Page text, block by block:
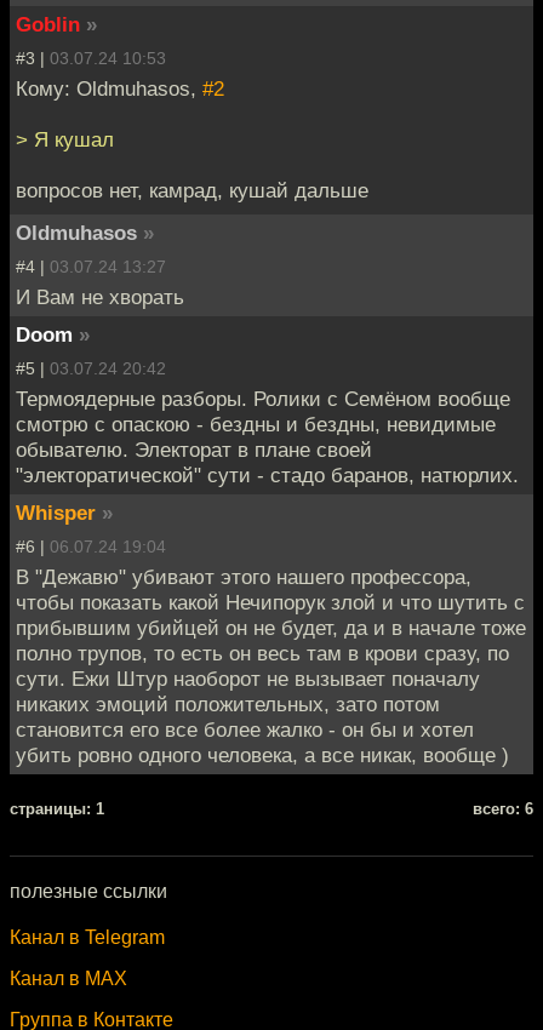
Goblin »
#3 | 03.07.24 10:53
Кому: Oldmuhasos, #2
> Я кушал
вопросов нет, камрад, кушай дальше
Oldmuhasos »
#4 | 03.07.24 13:27
И Вам не хворать
Doom »
#5 | 03.07.24 20:42
Термоядерные разборы. Ролики с Семёном вообще
смотрю с опаскою - бездны и бездны, невидимые
обывателю. Электорат в плане своей
"электоратической" сути - стадо баранов, натюрлих.
Whisper »
#6 | 06.07.24 19:04
В "Дежавю" убивают этого нашего профессора,
чтобы показать какой Нечипорук злой и что шутить с
прибывшим убийцей он не будет, да и в начале тоже
полно трупов, то есть он весь там в крови сразу, по
сути. Ежи Штур наоборот не вызывает поначалу
никаких эмоций положительных, зато потом
становится его все более жалко - он бы и хотел
убить ровно одного человека, а все никак, вообще )
cтраницы: 1 всего: 6
полезные ссылки
Канал в Telegram
Канал в MAX
Группа в Контакте